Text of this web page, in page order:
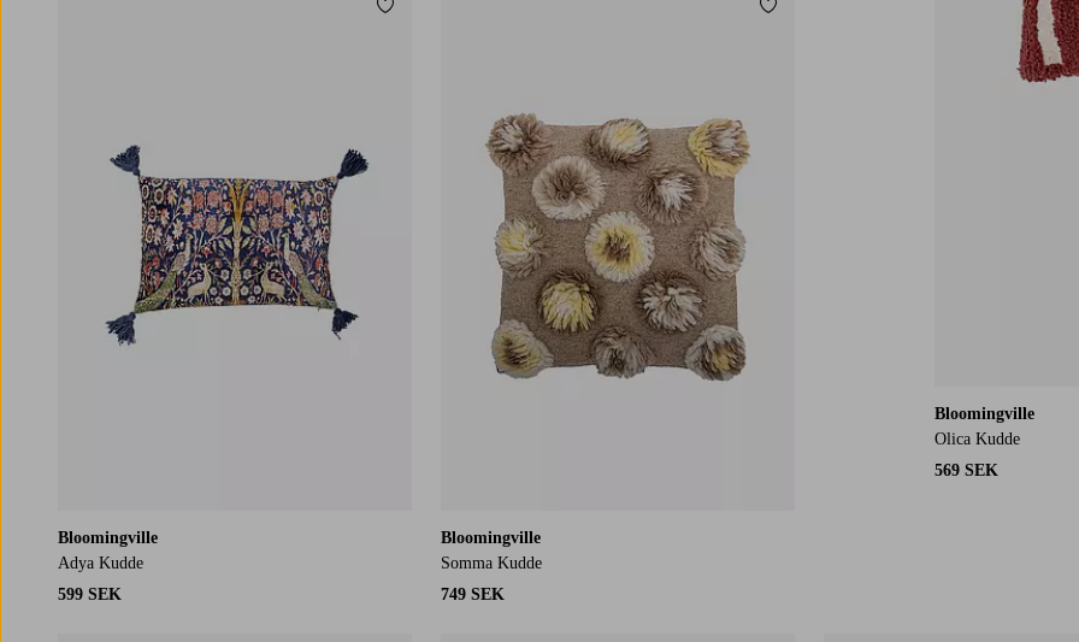
Bloomingville
Olica Kudde
569 SEK
Bloomingville
Adya Kudde
599 SEK
Lägg till i favoriter
Bloomingville
Somma Kudde
749 SEK
Lägg till i favoriter